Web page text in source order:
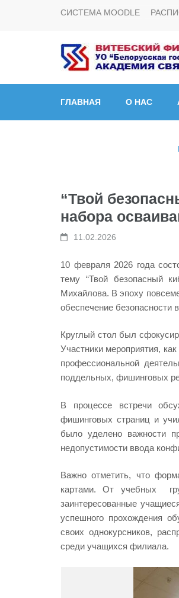
СИСТЕМА MOODLE
Витебский
ГЛАВНАЯ О НАС
“Твой
набора
11.02.2026
10 февраля 2026 года
тему “Твой безопасный
Михайлова. В эпоху
обеспечение безопасности
Круглый стол был
Участники мероприятия,
профессиональной
поддельных, фишинговых
В процессе встречи
фишинговых страниц и
было уделено важности
недопустимости ввода
Важно отметить, что
картами. От учебных
заинтересованные
успешного прохождения
своих однокурсников,
среди учащихся филиала.